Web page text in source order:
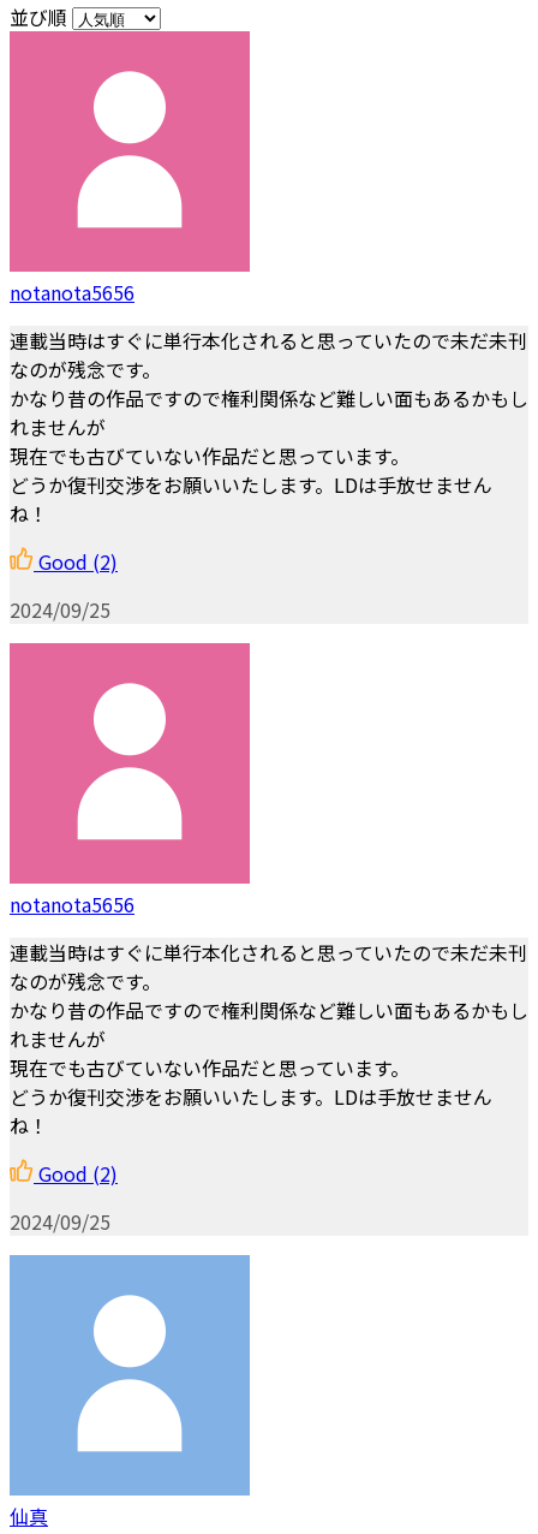
並び順
notanota5656
連載当時はすぐに単行本化されると思っていたので未だ未刊
なのが残念です。
かなり昔の作品ですので権利関係など難しい面もあるかもし
れませんが
現在でも古びていない作品だと思っています。
どうか復刊交渉をお願いいたします。LDは手放せません
ね！
Good (2)
2024/09/25
notanota5656
連載当時はすぐに単行本化されると思っていたので未だ未刊
なのが残念です。
かなり昔の作品ですので権利関係など難しい面もあるかもし
れませんが
現在でも古びていない作品だと思っています。
どうか復刊交渉をお願いいたします。LDは手放せません
ね！
Good (2)
2024/09/25
仙真